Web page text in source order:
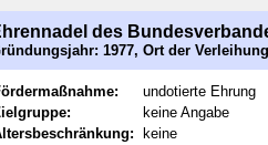
des
1977, Ort der
undotierte Ehrung
keine Angabe
keine